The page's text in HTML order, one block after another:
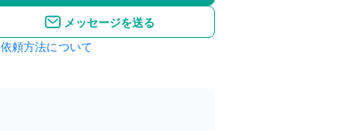
メッセージを送る
依頼方法について